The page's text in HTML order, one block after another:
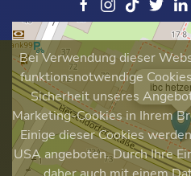
ibc
Bei Verwendung dieser
funktionsnotwendige
Sicherheit unseres
Marketing-Cookies in Ihrem
Einige dieser Cookies
USA angeboten. Durch Ihre